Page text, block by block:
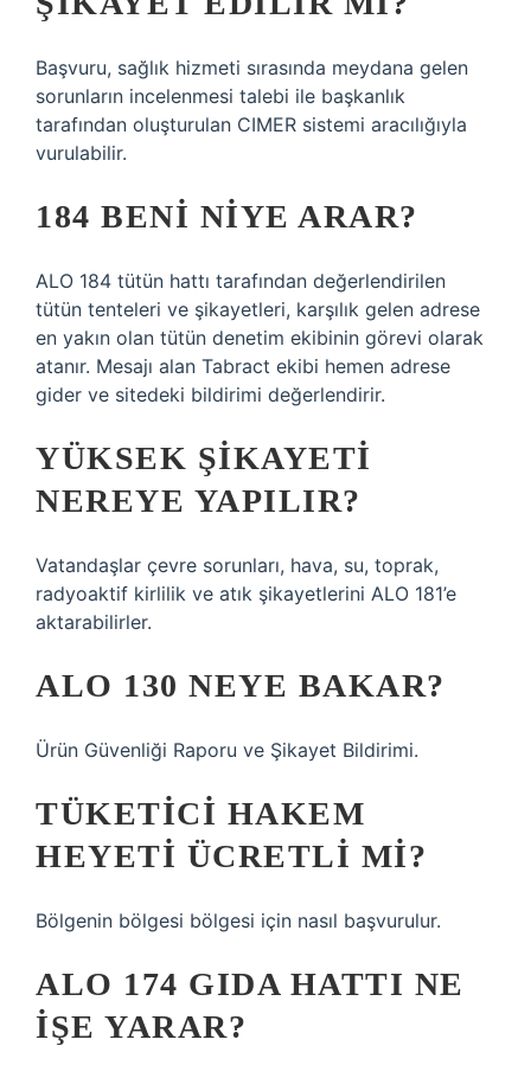
Başvuru, sağlık hizmeti sırasında meydana gelen
sorunların incelenmesi talebi ile başkanlık
tarafından oluşturulan CIMER sistemi aracılığıyla
vurulabilir.
184 BENI NIYE ARAR?
ALO 184 tütün hattı tarafından değerlendirilen
tütün tenteleri ve şikayetleri, karşılık gelen adrese
en yakın olan tütün denetim ekibinin görevi olarak
atanır. Mesajı alan Tabract ekibi hemen adrese
gider ve sitedeki bildirimi değerlendirir.
YÜKSEK ŞIKAYETI
NEREYE YAPILIR?
Vatandaşlar çevre sorunları, hava, su, toprak,
radyoaktif kirlilik ve atık şikayetlerini ALO 181’e
aktarabilirler.
ALO 130 NEYE BAKAR?
Ürün Güvenliği Raporu ve Şikayet Bildirimi.
TÜKETICI HAKEM
HEYETI ÜCRETLI MI?
Bölgenin bölgesi bölgesi için nasıl başvurulur.
ALO 174 GIDA HATTI NE
İŞE YARAR?